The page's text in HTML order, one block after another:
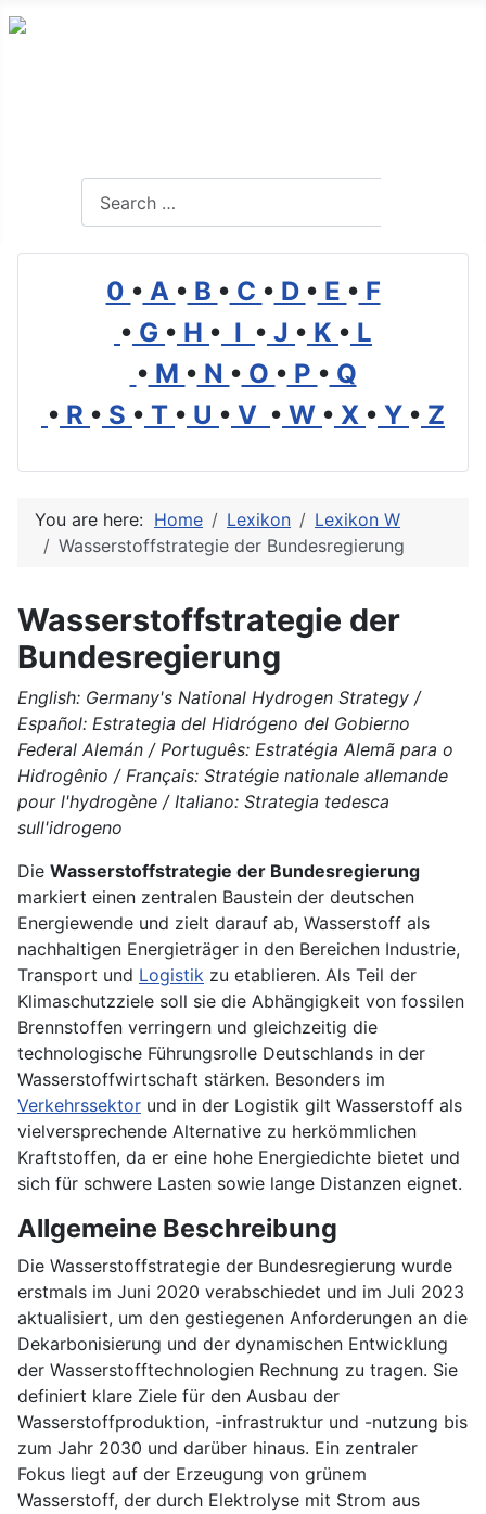
0 • A • B • C • D • E • F
• G • H • I • J • K • L
• M • N • O • P • Q
• R • S • T • U • V • W • X • Y • Z
You are here: Home Lexikon
Lexikon W
Wasserstoffstrategie der Bundesregierung
Wasserstoffstrategie der
Bundesregierung
English: Germany's National Hydrogen Strategy /
Español: Estrategia del Hidrógeno del Gobierno
Federal Alemán / Português: Estratégia Alemã para o
Hidrogênio / Français: Stratégie nationale allemande
pour l'hydrogène / Italiano: Strategia tedesca
sull'idrogeno
Die Wasserstoffstrategie der Bundesregierung
markiert einen zentralen Baustein der deutschen
Energiewende und zielt darauf ab, Wasserstoff als
nachhaltigen Energieträger in den Bereichen Industrie,
Transport und Logistik zu etablieren. Als Teil der
Klimaschutzziele soll sie die Abhängigkeit von fossilen
Brennstoffen verringern und gleichzeitig die
technologische Führungsrolle Deutschlands in der
Wasserstoffwirtschaft stärken. Besonders im
Verkehrssektor und in der Logistik gilt Wasserstoff als
vielversprechende Alternative zu herkömmlichen
Kraftstoffen, da er eine hohe Energiedichte bietet und
sich für schwere Lasten sowie lange Distanzen eignet.
Allgemeine Beschreibung
Die Wasserstoffstrategie der Bundesregierung wurde
erstmals im Juni 2020 verabschiedet und im Juli 2023
aktualisiert, um den gestiegenen Anforderungen an die
Dekarbonisierung und der dynamischen Entwicklung
der Wasserstofftechnologien Rechnung zu tragen. Sie
definiert klare Ziele für den Ausbau der
Wasserstoffproduktion, -infrastruktur und -nutzung bis
zum Jahr 2030 und darüber hinaus. Ein zentraler
Fokus liegt auf der Erzeugung von grünem
Wasserstoff, der durch Elektrolyse mit Strom aus